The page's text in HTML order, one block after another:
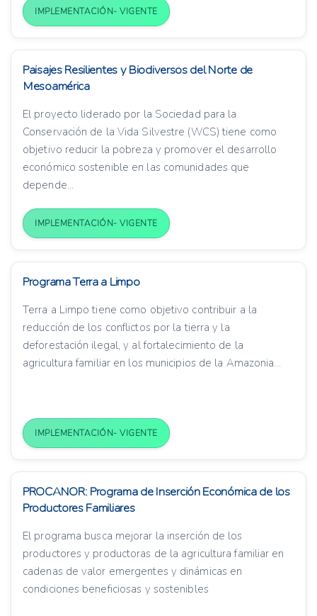
IMPLEMENTACIÓN- VIGENTE
Paisajes Resilientes y Biodiversos del Norte de
Mesoamérica
El proyecto liderado por la Sociedad para la
Conservación de la Vida Silvestre (WCS) tiene como
objetivo reducir la pobreza y promover el desarrollo
económico sostenible en las comunidades que
depende...
IMPLEMENTACIÓN- VIGENTE
Programa Terra a Limpo
Terra a Limpo tiene como objetivo contribuir a la
reducción de los conflictos por la tierra y la
deforestación ilegal, y al fortalecimiento de la
agricultura familiar en los municipios de la Amazonia...
IMPLEMENTACIÓN- VIGENTE
PROCANOR: Programa de Inserción Económica de los
Productores Familiares
El programa busca mejorar la inserción de los
productores y productoras de la agricultura familiar en
cadenas de valor emergentes y dinámicas en
condiciones beneficiosas y sostenibles